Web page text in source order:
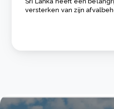
versterken van zijn